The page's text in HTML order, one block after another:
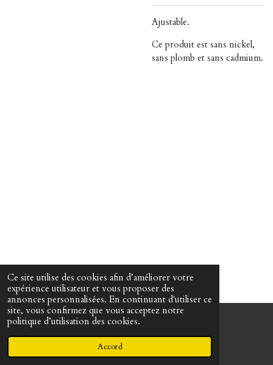
Ce site utilise des cookies afin d’améliorer votre
expérience utilisateur et vous proposer des
annonces personnalisées. En continuant d'utiliser ce
site, vous confirmez que vous acceptez notre
politique d’utilisation des cookies.
Accord
Ajustable.
Ce produit est sans nickel,
sans plomb et sans cadmium.
© 2022 - 2026 Martin Passeur d'âmes
Propulsé par